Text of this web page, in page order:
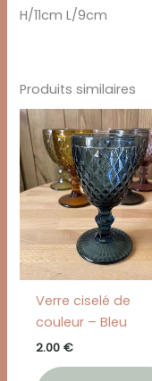
H/11cm L/9cm
Produits similaires
Verre ciselé de
couleur – Bleu
2.00 €